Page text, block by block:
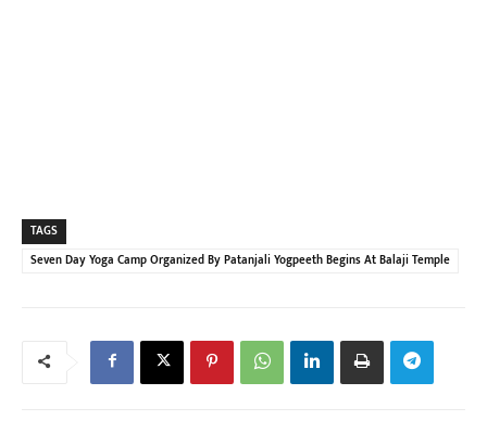
TAGS
Seven Day Yoga Camp Organized By Patanjali Yogpeeth Begins At Balaji Temple